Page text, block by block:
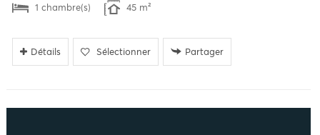
1 chambre(s) 45 m²
Détails Sélectionner Partager